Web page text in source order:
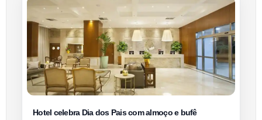
Hotel celebra Dia dos Pais com almoço e bufê